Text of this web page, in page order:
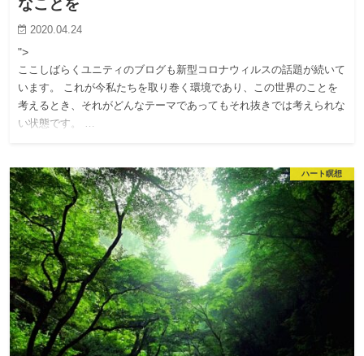
なことを
2020.04.24
">
ここしばらくユニティのブログも新型コロナウィルスの話題が続いて
います。 これが今私たちを取り巻く環境であり、この世界のことを
考えるとき、それがどんなテーマであってもそれ抜きでは考えられな
い状態です。 …
ハート瞑想